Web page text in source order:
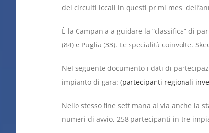
dei circuiti locali in questi primi mesi
È la Campania a guidare la “classifica” di
(84) e Puglia (33). Le specialità coinvolte:
Nel seguente documento i dati di
impianto di gara: (partecipanti regionali
Nello stesso fine settimana al via anche la
numeri di avvio, 258 partecipanti in tre